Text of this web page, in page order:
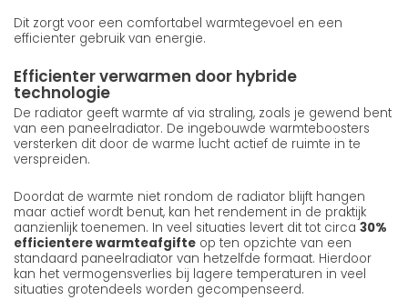
Dit zorgt voor een comfortabel warmtegevoel en een
efficienter gebruik van energie.
Efficienter verwarmen door hybride
technologie
De radiator geeft warmte af via straling, zoals je gewend bent
van een paneelradiator. De ingebouwde warmteboosters
versterken dit door de warme lucht actief de ruimte in te
verspreiden.
Doordat de warmte niet rondom de radiator blijft hangen
maar actief wordt benut, kan het rendement in de praktijk
aanzienlijk toenemen. In veel situaties levert dit tot circa 30%
efficientere warmteafgifte op ten opzichte van een
standaard paneelradiator van hetzelfde formaat. Hierdoor
kan het vermogensverlies bij lagere temperaturen in veel
situaties grotendeels worden gecompenseerd.